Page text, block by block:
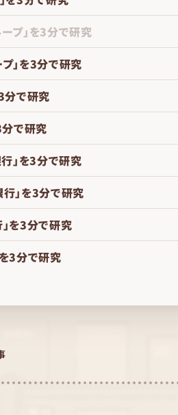
プ」を3分で研究
」を3分で研究
分で研究
分で研究
」を3分で研究
行」を3分で研究
」を3分で研究
3分で研究